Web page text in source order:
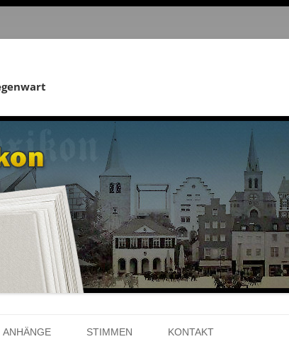
zum
ANHÄNGE STIMMEN KONTAKT